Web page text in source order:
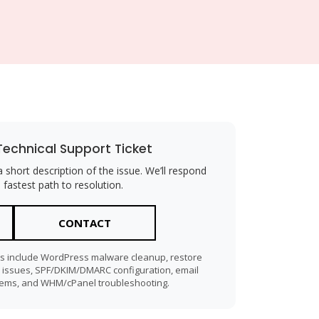
Support Ticket
description of the issue. We’ll respond
fastest path to resolution.
CONTACT
include WordPress malware cleanup, restore
SPF/DKIM/DMARC configuration, email
and WHM/cPanel troubleshooting.